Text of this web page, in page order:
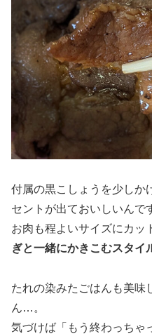
付属の黒こしょうを少しか
セントが出ておいしいんで
お肉も程よいサイズにカッ
ぎと一緒にかきこむスタイ
たれの染みたごはんも美味
ん…。
気づけば「もう終わっちゃ